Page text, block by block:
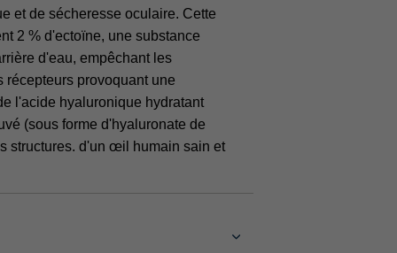
et de sécheresse oculaire. Cette
2 % d'ectoïne, une substance
d'eau, empêchant les
récepteurs provoquant une
l'acide hyaluronique hydratant
(sous forme d'hyaluronate de
structures. d'un œil humain sain et